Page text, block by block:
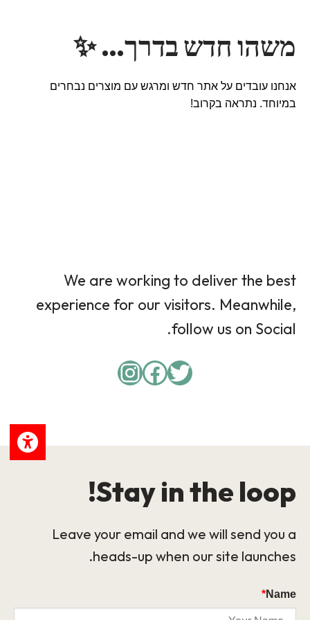
משהו חדש בדרך… ✨
אנחנו עובדים על אתר חדש ומרגש עם מוצרים נבחרים
במיוחד. נתראה בקרוב!
We are working to deliver the best
experience for our visitors. Meanwhile,
follow us on Social.
Twitter
Facebook
Instagram
Stay in the loop!
Leave your email and we will send you a
heads-up when our site launches.
Name
*